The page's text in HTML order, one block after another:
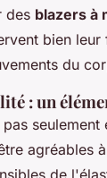
des blazers à
bien leur
du
: un
seulement
agréables